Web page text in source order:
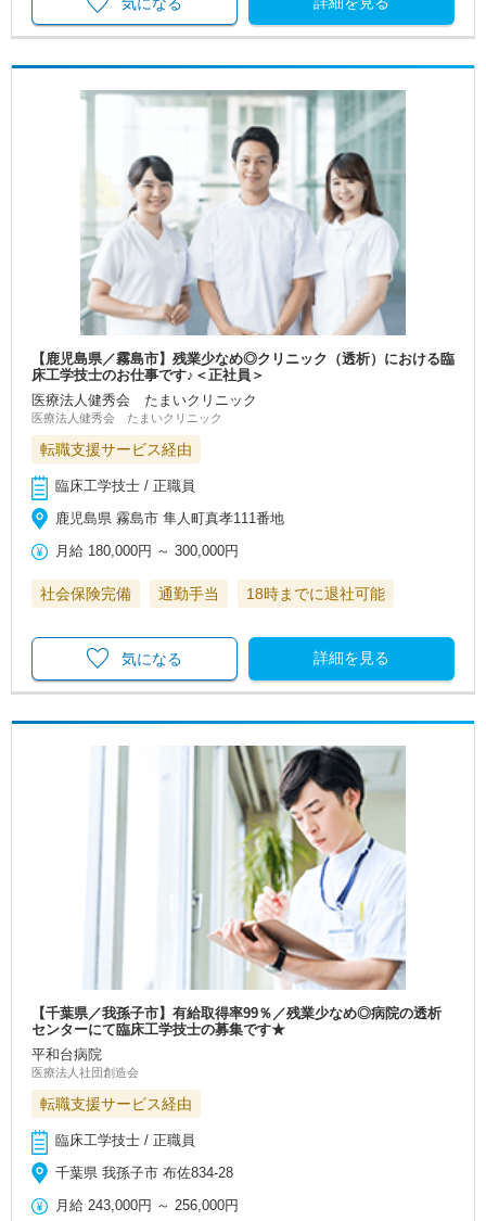
気になる
【鹿児島県／霧島市】残業少なめ◎クリニック（透析）における臨
床工学技士のお仕事です♪＜正社員＞
医療法人健秀会 たまいクリニック
医療法人健秀会 たまいクリニック
転職支援サービス経由
臨床工学技士 / 正職員
鹿児島県 霧島市 隼人町真孝111番地
月給 180,000円 ～300,000円
社会保険完備 通勤手当 18時までに退社可能
詳細を見る
気になる
【千葉県／我孫子市】有給取得率99％／残業少なめ◎病院の透析
センターにて臨床工学技士の募集です★
平和台病院
医療法人社団創造会
転職支援サービス経由
臨床工学技士 / 正職員
千葉県 我孫子市 布佐834-28
月給 243,000円 ～ 256,000円